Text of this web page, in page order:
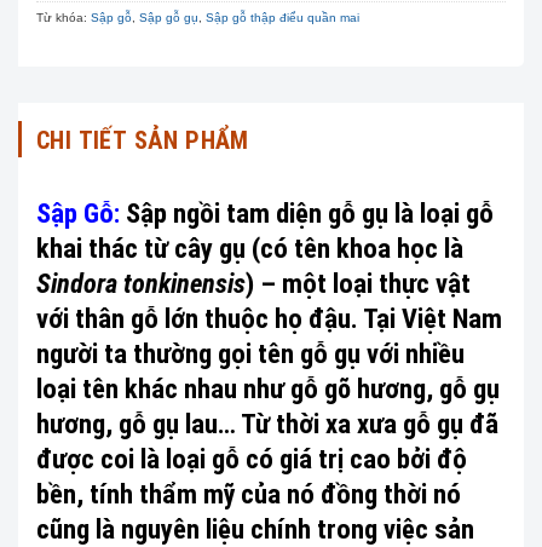
Từ khóa: Sập gỗ Sập gỗ gụ Sập gỗ thập điểu quần mai
CHI TIẾT SẢN PHẨM
Sập Gỗ: Sập ngồi tam diện gỗ gụ là loại gỗ
khai thác từ cây gụ (có tên khoa học là
Sindora tonkinensis) – một loại thực vật
với thân gỗ lớn thuộc họ đậu. Tại Việt Nam
người ta thường gọi tên gỗ gụ với nhiều
loại tên khác nhau như gỗ gõ hương, gỗ gụ
hương, gỗ gụ lau… Từ thời xa xưa gỗ gụ đã
được coi là loại gỗ có giá trị cao bởi độ
bền, tính thẩm mỹ của nó đồng thời nó
cũng là nguyên liệu chính trong việc sản